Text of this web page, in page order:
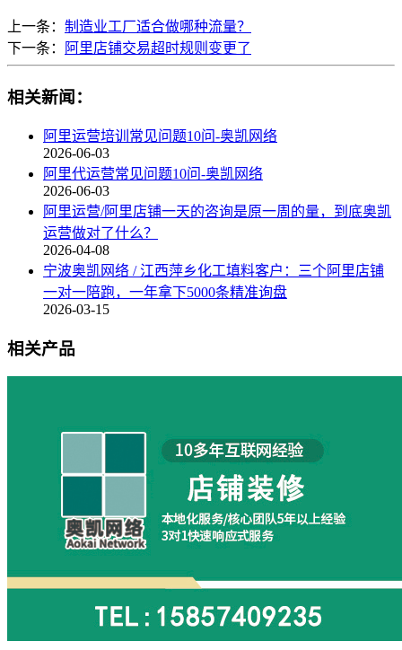
上一条： 制造业工厂适合做哪种流量？
下一条：
阿里店铺交易超时规则变更了
相关新闻：
阿里运营培训常见问题10问-奥凯网络
2026-06-03
阿里代运营常见问题10问-奥凯网络
2026-06-03
阿里运营/阿里店铺一天的咨询是原一周的量，到底奥凯
运营做对了什么？
2026-04-08
宁波奥凯网络 / 江西萍乡化工填料客户：三个阿里店铺
一对一陪跑，一年拿下5000条精准询盘
2026-03-15
相关产品